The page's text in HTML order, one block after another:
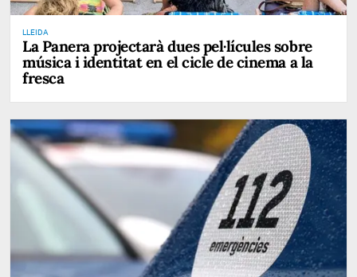
LLEIDA
La Panera projectarà dues pel·lícules sobre
música i identitat en el cicle de cinema a la
fresca